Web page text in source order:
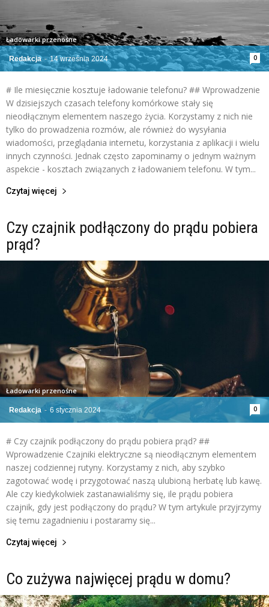
Redakcja - 14 września 2024 0
Ładowarki przenośne
# Ile miesięcznie kosztuje ładowanie telefonu? ## Wprowadzenie
W dzisiejszych czasach telefony komórkowe stały się
nieodłącznym elementem naszego życia. Korzystamy z nich nie
tylko do prowadzenia rozmów, ale również do wysyłania
wiadomości, przeglądania internetu, korzystania z aplikacji i wielu
innych czynności. Jednak często zapominamy o jednym ważnym
aspekcie - kosztach związanych z ładowaniem telefonu. W tym...
Czytaj więcej
Czy czajnik podłączony do prądu pobiera
prąd?
Redakcja - 6 stycznia 2024 0
Ładowarki przenośne
# Czy czajnik podłączony do prądu pobiera prąd? ##
Wprowadzenie Czajniki elektryczne są nieodłącznym elementem
naszej codziennej rutyny. Korzystamy z nich, aby szybko
zagotować wodę i przygotować naszą ulubioną herbatę lub kawę.
Ale czy kiedykolwiek zastanawialiśmy się, ile prądu pobiera
czajnik, gdy jest podłączony do prądu? W tym artykule przyjrzymy
się temu zagadnieniu i postaramy się...
Czytaj więcej
Co zużywa najwięcej prądu w domu?